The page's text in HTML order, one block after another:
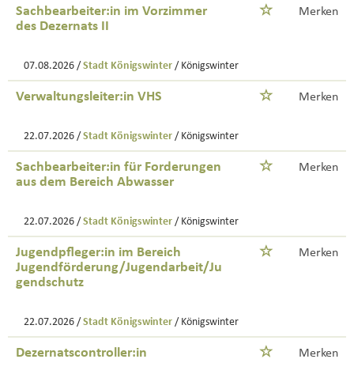
Sachbearbeiter:in im Vorzimmer
des Dezernats II
Merken
07.08.2026 / Stadt Königswinter / Königswinter
Verwaltungsleiter:in VHS Merken
22.07.2026 / Stadt Königswinter / Königswinter
Sachbearbeiter:in für Forderungen
aus dem Bereich Abwasser
Merken
22.07.2026 / Stadt Königswinter / Königswinter
Jugendpfleger:in im Bereich
Jugendförderung/Jugendarbeit/Ju
gendschutz
Merken
22.07.2026 / Stadt Königswinter / Königswinter
Dezernatscontroller:in Merken